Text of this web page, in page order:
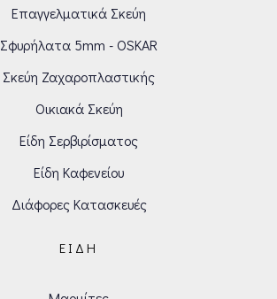
Επαγγελματικά Σκεύη
Σφυρήλατα 5mm - OSKAR
Σκεύη Ζαχαροπλαστικής
Οικιακά Σκεύη
Είδη Σερβιρίσματος
Είδη Καφενείου
Διάφορες Κατασκευές
ΕΊΔΗ